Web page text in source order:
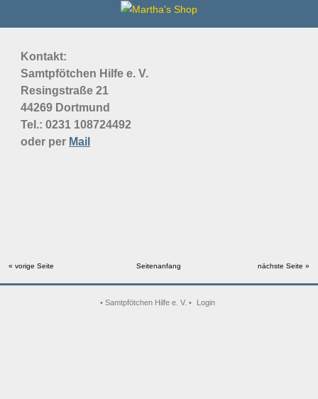
Kontakt:
Samtpfötchen Hilfe e. V.
Resingstraße 21
44269 Dortmund
Tel.: 0231 108724492
oder per Mail
« vorige Seite Seitenanfang nächste Seite »
• Samtpfötchen Hilfe e. V. • Login